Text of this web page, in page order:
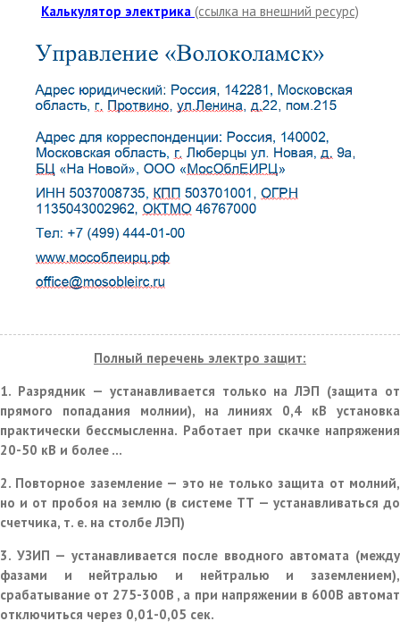
Калькулятор электрика (ссылка на внешний ресурс)
Полный перечень электро защит:
1. Разрядник — устанавливается только на ЛЭП (защита от
прямого попадания молнии), на линиях 0,4 кВ установка
практически бессмысленна. Работает при скачке напряжения
20-50 кВ и более ...
2. Повторное заземление — это не только защита от молний,
но и от пробоя на землю (в системе ТТ — устанавливаться до
счетчика, т. е. на столбе ЛЭП)
3. УЗИП — устанавливается после вводного автомата (между
фазами и нейтралью и нейтралью и заземлением),
срабатывание от 275-300В , а при напряжении в 600В автомат
отключиться через 0,01-0,05 сек.